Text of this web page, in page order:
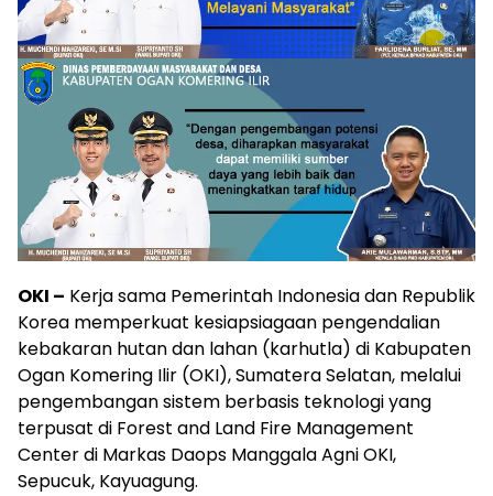
OKI – Kerja sama Pemerintah Indonesia dan Republik
Korea memperkuat kesiapsiagaan pengendalian
kebakaran hutan dan lahan (karhutla) di Kabupaten
Ogan Komering Ilir (OKI), Sumatera Selatan, melalui
pengembangan sistem berbasis teknologi yang
terpusat di Forest and Land Fire Management
Center di Markas Daops Manggala Agni OKI,
Sepucuk, Kayuagung.